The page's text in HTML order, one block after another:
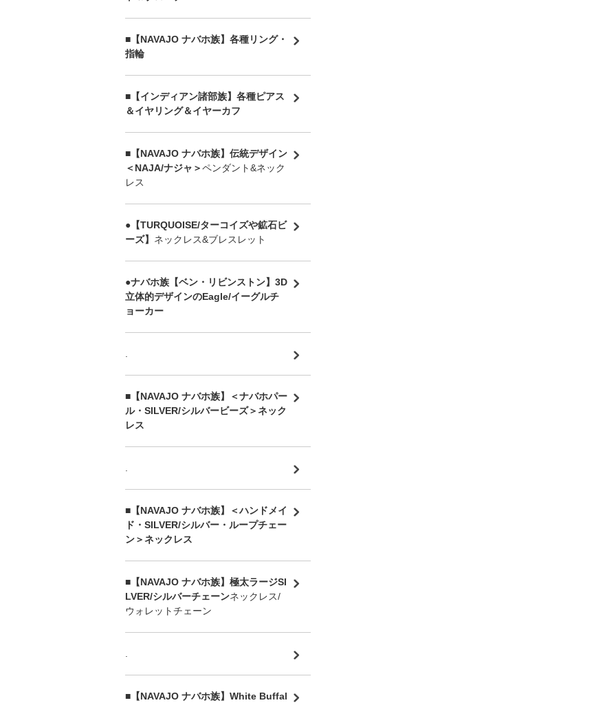
■【NAVAJO ナバホ族】各種リング・
指輪
■【インディアン諸部族】各種ピアス
＆イヤリング＆イヤーカフ
■【NAVAJO ナバホ族】伝統デザイン
＜NAJA/ナジャ＞ペンダント&ネック
レス
●【TURQUOISE/ターコイズや鉱石ビ
ーズ】 ネックレス&ブレスレット
●ナバホ族【ベン・リビンストン】3D
立体的デザインのEagle/イーグルチ
ョーカー
■【NAVAJO ナバホ族】＜ナバホパー
ル・SILVER/シルバービーズ＞ネック
レス
■【NAVAJO ナバホ族】＜ハンドメイ
ド・SILVER/シルバー・ループチェー
ン＞ネックレス
■【NAVAJO ナバホ族】極太ラージSI
LVER/シルバーチェーンネックレス/
ウォレットチェーン
■【NAVAJO ナバホ族】White Buffal